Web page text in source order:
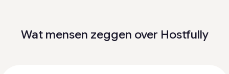
Wat mensen zeggen over Hostfully